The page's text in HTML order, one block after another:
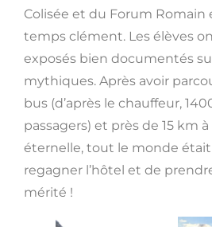
Colisée et du Forum Romain
temps clément. Les élèves
exposés bien documentés
mythiques. Après avoir
bus (d’après le chauffeur,
passagers) et près de 15 km
éternelle, tout le monde était
regagner l’hôtel et de
mérité !